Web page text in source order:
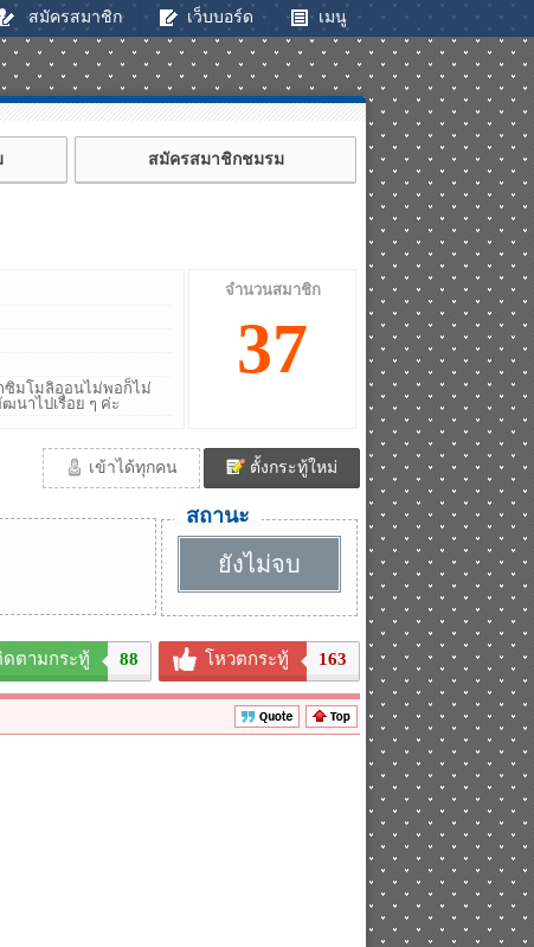
สมัครสมาชิก เว็บบอร์ด เมนู
สมัครสมาชิกชมรม
กซิมโมลิออนไม่พอก็ไม่
นาไปเรื่อย ๆ ค่ะ
จำนวนสมาชิก
37
เข้าได้ทุกคน ตั้งกระทู้ใหม่
สถานะ
ยังไม่จบ
ดตามกระทู้ 88 โหวตกระทู้ 163